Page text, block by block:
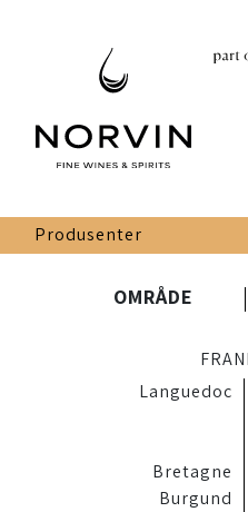
Produsenter
OMRÅDE
Languedoc
Bretagne
Burgund